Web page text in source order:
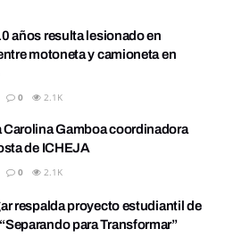
años resulta lesionado en
motoneta y camioneta en
0 2.1K
Carolina Gamboa coordinadora
de ICHEJA
0 2.1K
respalda proyecto estudiantil de
para Transformar”